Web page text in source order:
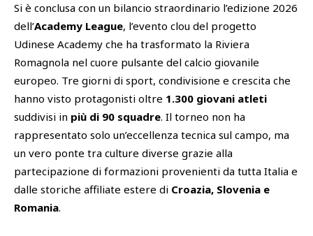
Si è conclusa con un bilancio straordinario l’edizione 2026
dell’Academy League, l’evento clou del progetto
Udinese Academy che ha trasformato la Riviera
Romagnola nel cuore pulsante del calcio giovanile
europeo. Tre giorni di sport, condivisione e crescita che
hanno visto protagonisti oltre 1.300 giovani atleti
suddivisi in più di 90 squadre. Il torneo non ha
rappresentato solo un’eccellenza tecnica sul campo, ma
un vero ponte tra culture diverse grazie alla
partecipazione di formazioni provenienti da tutta Italia e
dalle storiche affiliate estere di Croazia, Slovenia e
Romania.